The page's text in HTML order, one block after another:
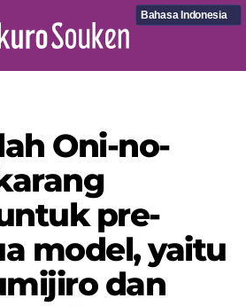
Bahasa Indonesia
Oni-no-
pre-
model, yaitu
dan